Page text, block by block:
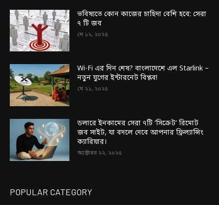
ভবিষ্যতে কোন কাজের চাহিদা বেশি হবে: সেরা
৭ টি জব
মে ১২, ২০২৫
Wi-Fi এর দিন শেষ? বাংলাদেশে এল Starlink –
নতুন যুগের ইন্টারনেট বিপ্লব!
মে ২১, ২০২৫
ডলারে ইনকামের সেরা ৭টি ‘সিক্রেট’ রিমোট
জব সাইট, যা বদলে দেবে আপনার ফ্রিল্যান্সিং
ক্যারিয়ার।
অক্টোবর ২২, ২০২৫
POPULAR CATEGORY